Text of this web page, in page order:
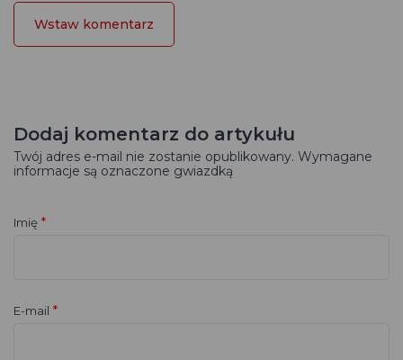
Wstaw komentarz
Dodaj komentarz do artykułu
Twój adres e-mail nie zostanie opublikowany. Wymagane
informacje są oznaczone gwiazdką
Imię *
E-mail *